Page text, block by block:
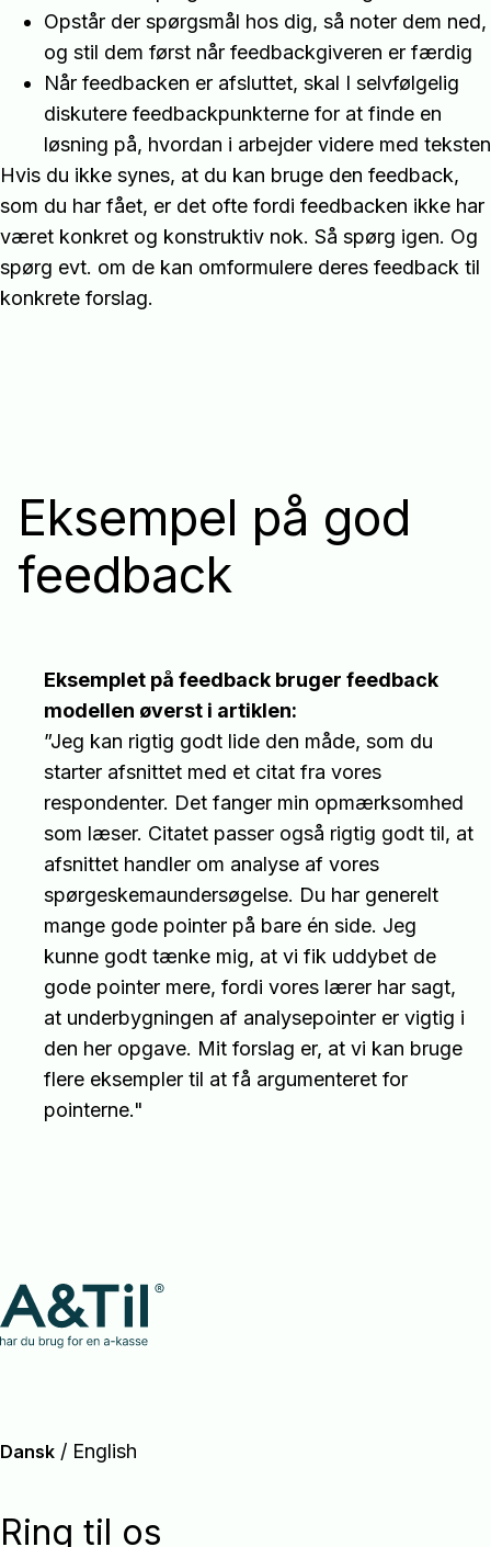
Opstår der spørgsmål hos dig, så noter dem ned,
og stil dem først når feedbackgiveren er færdig
Når feedbacken er afsluttet, skal I selvfølgelig
diskutere feedbackpunkterne for at finde en
løsning på, hvordan i arbejder videre med teksten
Hvis du ikke synes, at du kan bruge den feedback,
som du har fået, er det ofte fordi feedbacken ikke har
været konkret og konstruktiv nok. Så spørg igen. Og
spørg evt. om de kan omformulere deres feedback til
konkrete forslag.
Eksempel på god
feedback
Eksemplet på feedback bruger feedback
modellen øverst i artiklen:
”Jeg kan rigtig godt lide den måde, som du
starter afsnittet med et citat fra vores
respondenter. Det fanger min opmærksomhed
som læser. Citatet passer også rigtig godt til, at
afsnittet handler om analyse af vores
spørgeskemaundersøgelse. Du har generelt
mange gode pointer på bare én side. Jeg
kunne godt tænke mig, at vi fik uddybet de
gode pointer mere, fordi vores lærer har sagt,
at underbygningen af analysepointer er vigtig i
den her opgave. Mit forslag er, at vi kan bruge
flere eksempler til at få argumenteret for
pointerne."
Dansk / English
Ring til os